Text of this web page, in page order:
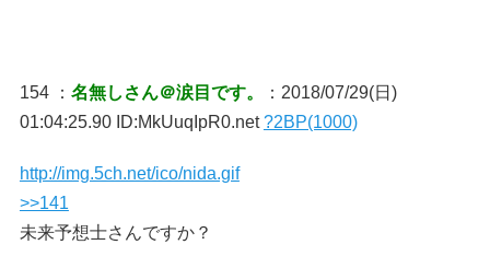
154 ： 名無しさん＠涙目です。
：2018/07/29(日)
01:04:25.90 ID:MkUuqIpR0.net?2BP(1000)
http://img.5ch.net/ico/nida.gif
>>141
未来予想士さんですか？